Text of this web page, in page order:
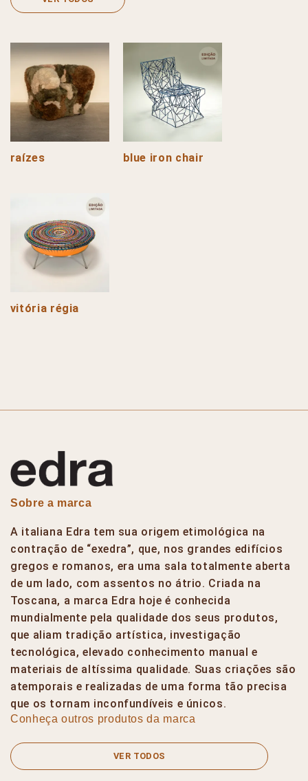
raízes blue iron chair
vitória régia
Sobre a marca
A italiana Edra tem sua origem etimológica na
contração de “exedra”, que, nos grandes edifícios
gregos e romanos, era uma sala totalmente aberta
de um lado, com assentos no átrio. Criada na
Toscana, a marca Edra hoje é conhecida
mundialmente pela qualidade dos seus produtos,
que aliam tradição artística, investigação
tecnológica, elevado conhecimento manual e
materiais de altíssima qualidade. Suas criações são
atemporais e realizadas de uma forma tão precisa
que os tornam inconfundíveis e únicos.
Conheça outros produtos da marca
VER TODOS